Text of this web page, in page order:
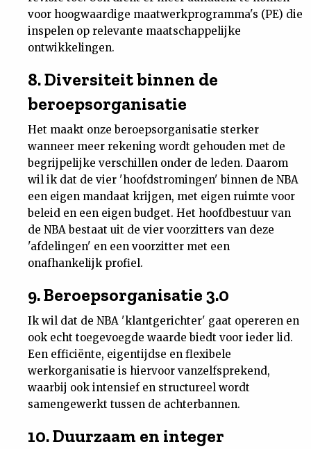
voor hoogwaardige maatwerkprogramma's (PE) die
inspelen op relevante maatschappelijke
ontwikkelingen.
8. Diversiteit binnen de
beroepsorganisatie
Het maakt onze beroepsorganisatie sterker
wanneer meer rekening wordt gehouden met de
begrijpelijke verschillen onder de leden. Daarom
wil ik dat de vier 'hoofdstromingen' binnen de NBA
een eigen mandaat krijgen, met eigen ruimte voor
beleid en een eigen budget. Het hoofdbestuur van
de NBA bestaat uit de vier voorzitters van deze
'afdelingen' en een voorzitter met een
onafhankelijk profiel.
9. Beroepsorganisatie 3.0
Ik wil dat de NBA 'klantgerichter' gaat opereren en
ook echt toegevoegde waarde biedt voor ieder lid.
Een efficiënte, eigentijdse en flexibele
werkorganisatie is hiervoor vanzelfsprekend,
waarbij ook intensief en structureel wordt
samengewerkt tussen de achterbannen.
10. Duurzaam en integer